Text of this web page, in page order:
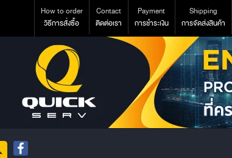
How to order
วิธีการสั่งซื้อ
Contact
ติดต่อเรา
Payment
การชำระเงิน
Shipping
การจัดส่งสินค้า